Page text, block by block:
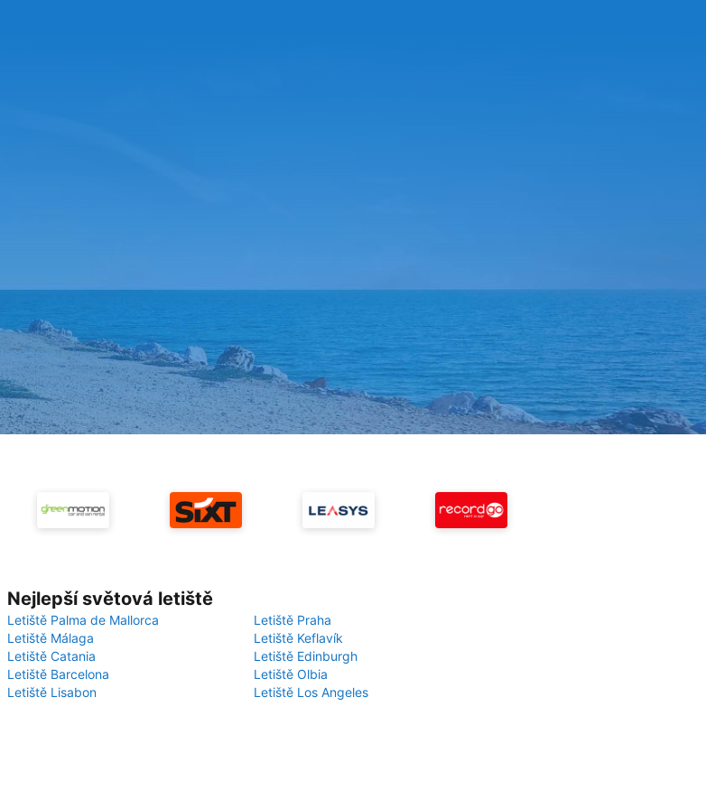
Nejlepší světová letiště
Letiště Palma de Mallorca
Letiště Praha
Letiště Málaga
Letiště Keflavík
Letiště Catania
Letiště Edinburgh
Letiště Barcelona
Letiště Olbia
Letiště Lisabon
Letiště Los Angeles